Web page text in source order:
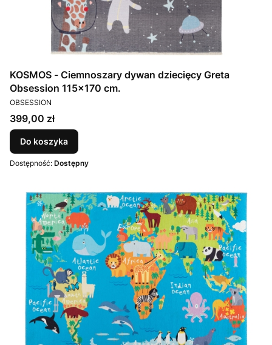
KOSMOS - Ciemnoszary dywan dziecięcy Greta
Obsession 115x170 cm.
PRODUCENT
OBSESSION
Cena
399,00 zł
Do koszyka
Dostępność: Dostępny